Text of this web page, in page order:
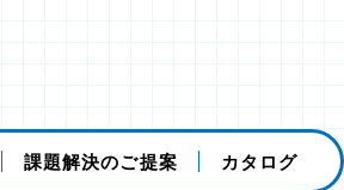
課題解決のご提案 カタログ